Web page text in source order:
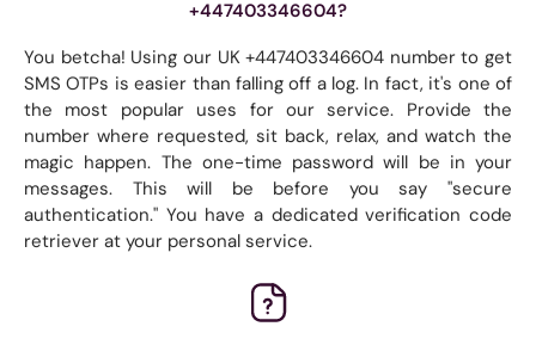
+447403346604?
You betcha! Using our UK +447403346604 number to get
SMS OTPs is easier than falling off a log. In fact, it's one of
the most popular uses for our service. Provide the
number where requested, sit back, relax, and watch the
magic happen. The one-time password will be in your
messages. This will be before you say "secure
authentication." You have a dedicated verification code
retriever at your personal service.